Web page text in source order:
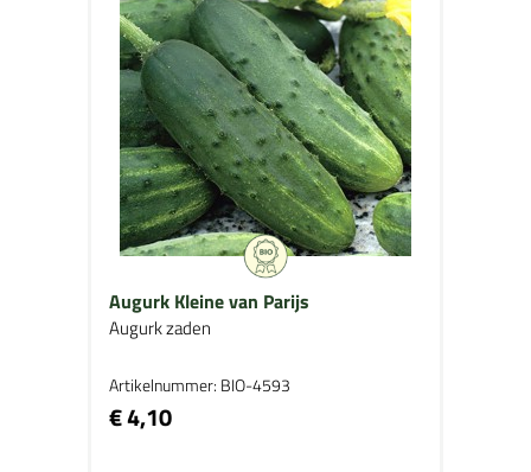
Augurk Kleine van Parijs
Augurk zaden
Artikelnummer: BIO-4593
€ 4,10